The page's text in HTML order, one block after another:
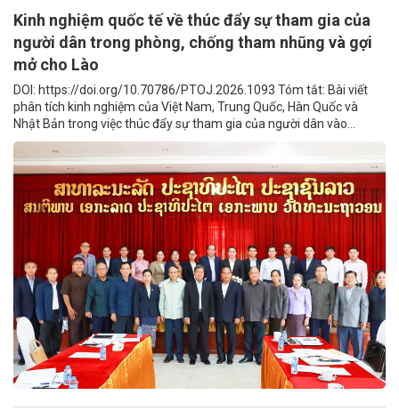
Kinh nghiệm quốc tế về thúc đẩy sự tham gia của
người dân trong phòng, chống tham nhũng và gợi
mở cho Lào
DOI: https://doi.org/10.70786/PTOJ.2026.1093 Tóm tắt: Bài viết
phân tích kinh nghiệm của Việt Nam, Trung Quốc, Hàn Quốc và
Nhật Bản trong việc thúc đẩy sự tham gia của người dân vào...